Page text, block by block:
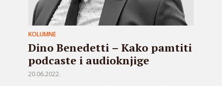
KOLUMNE
Dino Benedetti – Kako pamtiti
podcaste i audioknjige
20.06.2022.